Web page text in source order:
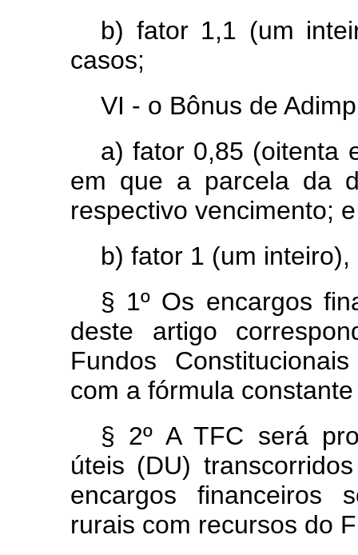
b) fator 1,1 (um
casos;
VI - o Bônus de
a) fator 0,85 (oitenta
em que a parcela da
respectivo vencimento; e
b) fator 1 (um
§ 1º Os encargos
deste artigo
Fundos
com a fórmula
§ 2º A TFC será
úteis (DU)
encargos financeiros
rurais com recursos do